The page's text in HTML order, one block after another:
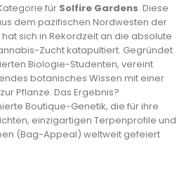
für Solfire Gardens. Diese
dem pazifischen Nordwesten der
sich in Rekordzeit an die absolute
Zucht katapultiert. Gegründet
Biologie-Studenten, vereint
botanisches Wissen mit einer
Pflanze. Das Ergebnis?
Boutique-Genetik, die für ihre
einzigartigen Terpenprofile und
(Bag-Appeal) weltweit gefeiert